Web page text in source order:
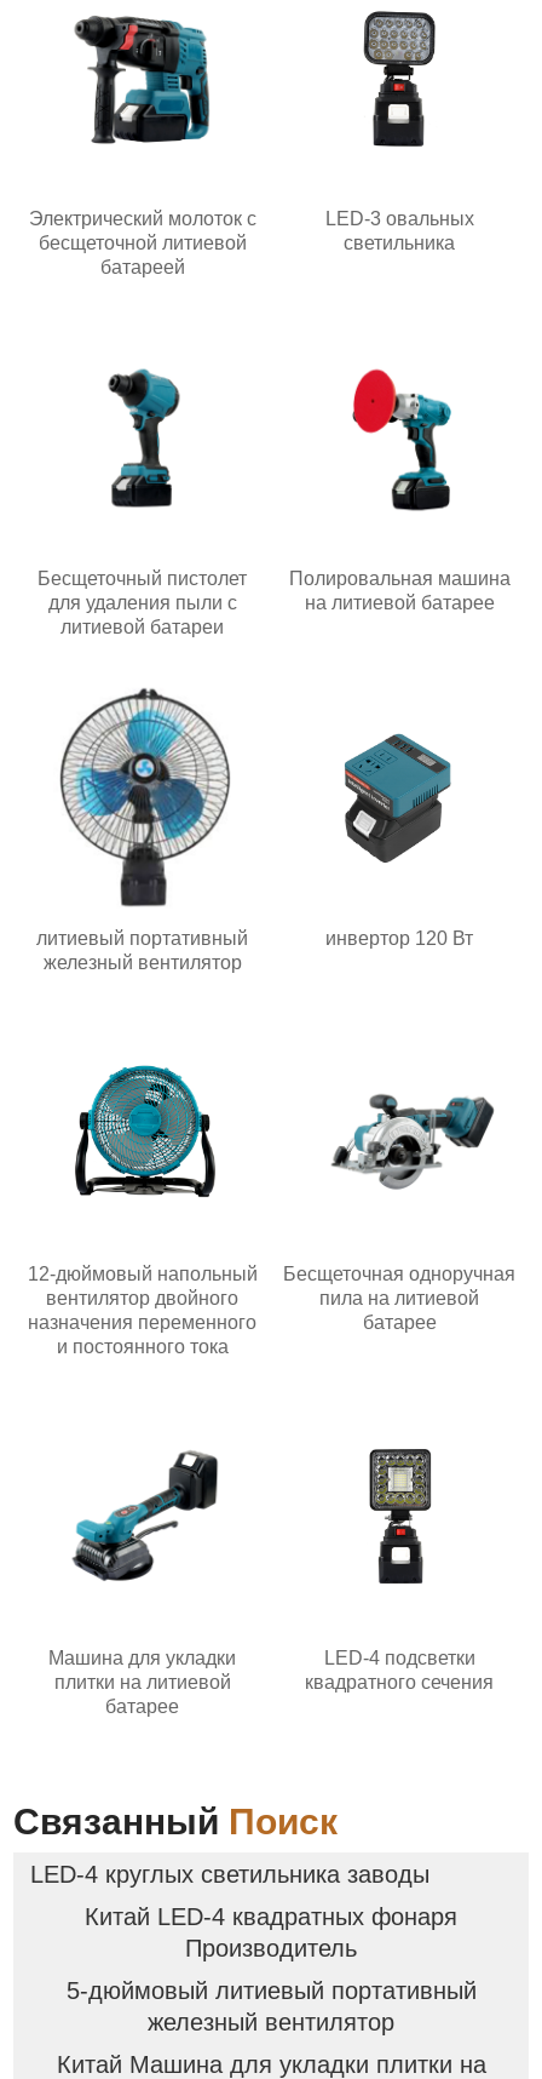
Электрический молоток с
бесщеточной литиевой
батареей
LED-3 овальных
светильника
Бесщеточный пистолет
для удаления пыли с
литиевой батареи
Полировальная машина
на литиевой батарее
литиевый портативный
железный вентилятор
инвертор 120 Вт
12-дюймовый напольный
вентилятор двойного
назначения переменного
и постоянного тока
Бесщеточная одноручная
пила на литиевой
батарее
Машина для укладки
плитки на литиевой
батарее
LED-4 подсветки
квадратного сечения
Связанный Поиск
LED-4 круглых светильника заводы
Китай LED-4 квадратных фонаря
Производитель
5-дюймовый литиевый портативный
железный вентилятор
Китай Машина для укладки плитки на